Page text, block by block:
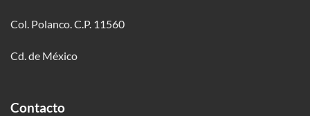
Col. Polanco. C.P. 11560
Cd. de México
Contacto